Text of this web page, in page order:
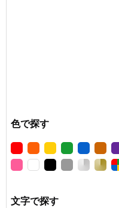
色で探す
文字で探す